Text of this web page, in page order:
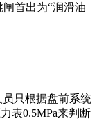
首出为“润滑油
只根据盘前系统
表0.5MPa来判断